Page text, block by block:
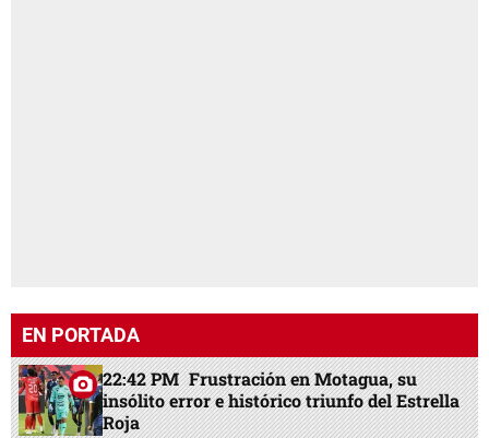
EN PORTADA
22:42 PM Frustración en Motagua, su
insólito error e histórico triunfo del Estrella
Roja